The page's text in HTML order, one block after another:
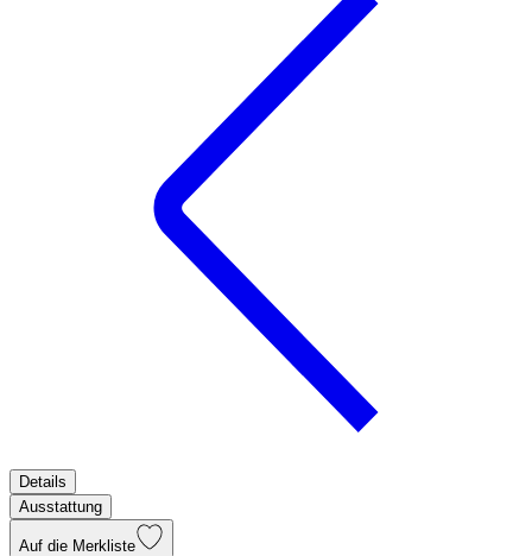
Details
Ausstattung
Auf die Merkliste